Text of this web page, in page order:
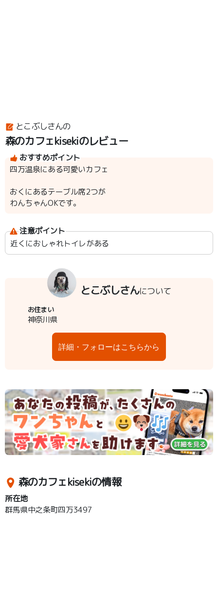
とこぶしさんの
森のカフェkisekiのレビュー
おすすめポイント
四万温泉にある可愛いカフェ
おくにあるテーブル席2つが
わんちゃんOKです。
注意ポイント
近くにおしゃれトイレがある
とこぶしさんについて
お住まい
神奈川県
詳細・フォローはこちらから
森のカフェkisekiの情報
所在地
群馬県中之条町四万3497